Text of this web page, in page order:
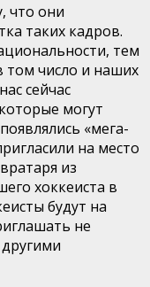
что они
таких кадров.
тем
том число и наших
сейчас
могут
«мега-
на место
из
хоккеиста в
будут на
не